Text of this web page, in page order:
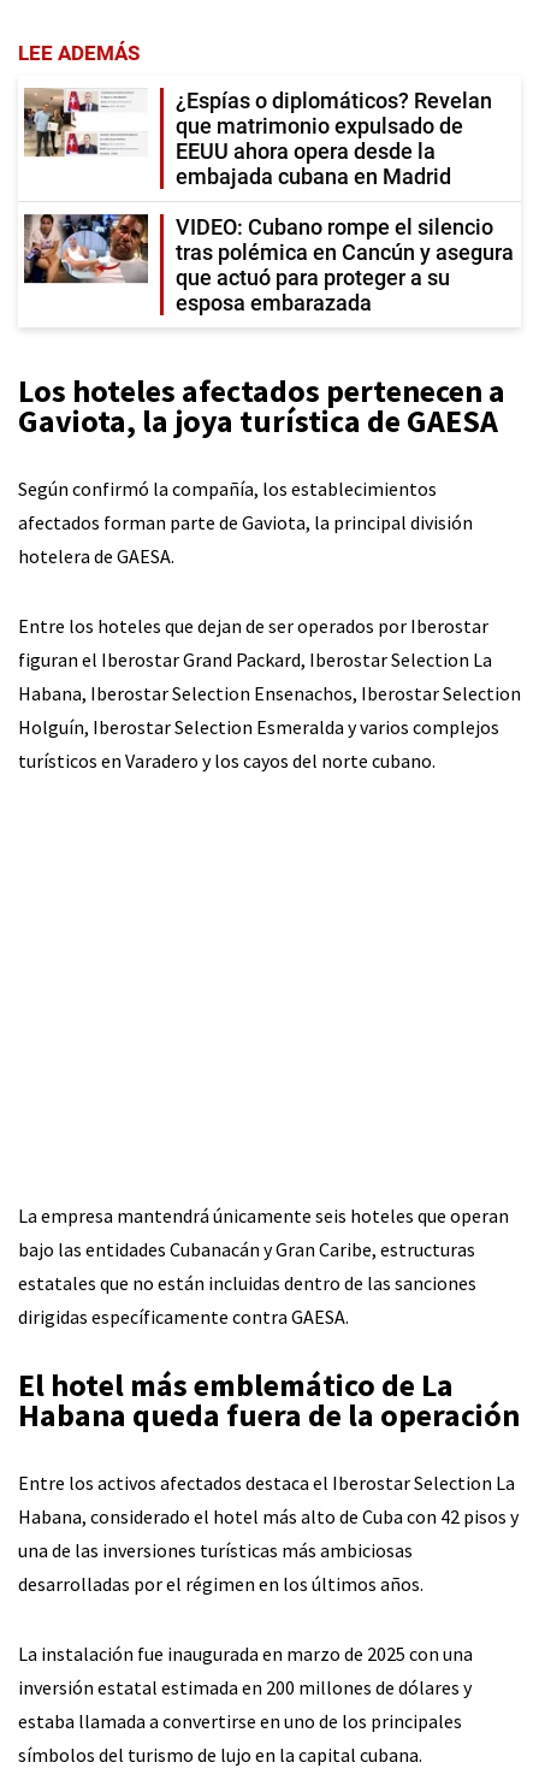
LEE ADEMÁS
¿Espías o diplomáticos? Revelan
que matrimonio expulsado de
EEUU ahora opera desde la
embajada cubana en Madrid
VIDEO: Cubano rompe el silencio
tras polémica en Cancún y asegura
que actuó para proteger a su
esposa embarazada
Los hoteles afectados pertenecen a
Gaviota, la joya turística de GAESA
Según confirmó la compañía, los establecimientos
afectados forman parte de Gaviota, la principal división
hotelera de GAESA.
Entre los hoteles que dejan de ser operados por Iberostar
figuran el Iberostar Grand Packard, Iberostar Selection La
Habana, Iberostar Selection Ensenachos, Iberostar Selection
Holguín, Iberostar Selection Esmeralda y varios complejos
turísticos en Varadero y los cayos del norte cubano.
La empresa mantendrá únicamente seis hoteles que operan
bajo las entidades Cubanacán y Gran Caribe, estructuras
estatales que no están incluidas dentro de las sanciones
dirigidas específicamente contra GAESA.
El hotel más emblemático de La
Habana queda fuera de la operación
Entre los activos afectados destaca el Iberostar Selection La
Habana, considerado el hotel más alto de Cuba con 42 pisos y
una de las inversiones turísticas más ambiciosas
desarrolladas por el régimen en los últimos años.
La instalación fue inaugurada en marzo de 2025 con una
inversión estatal estimada en 200 millones de dólares y
estaba llamada a convertirse en uno de los principales
símbolos del turismo de lujo en la capital cubana.